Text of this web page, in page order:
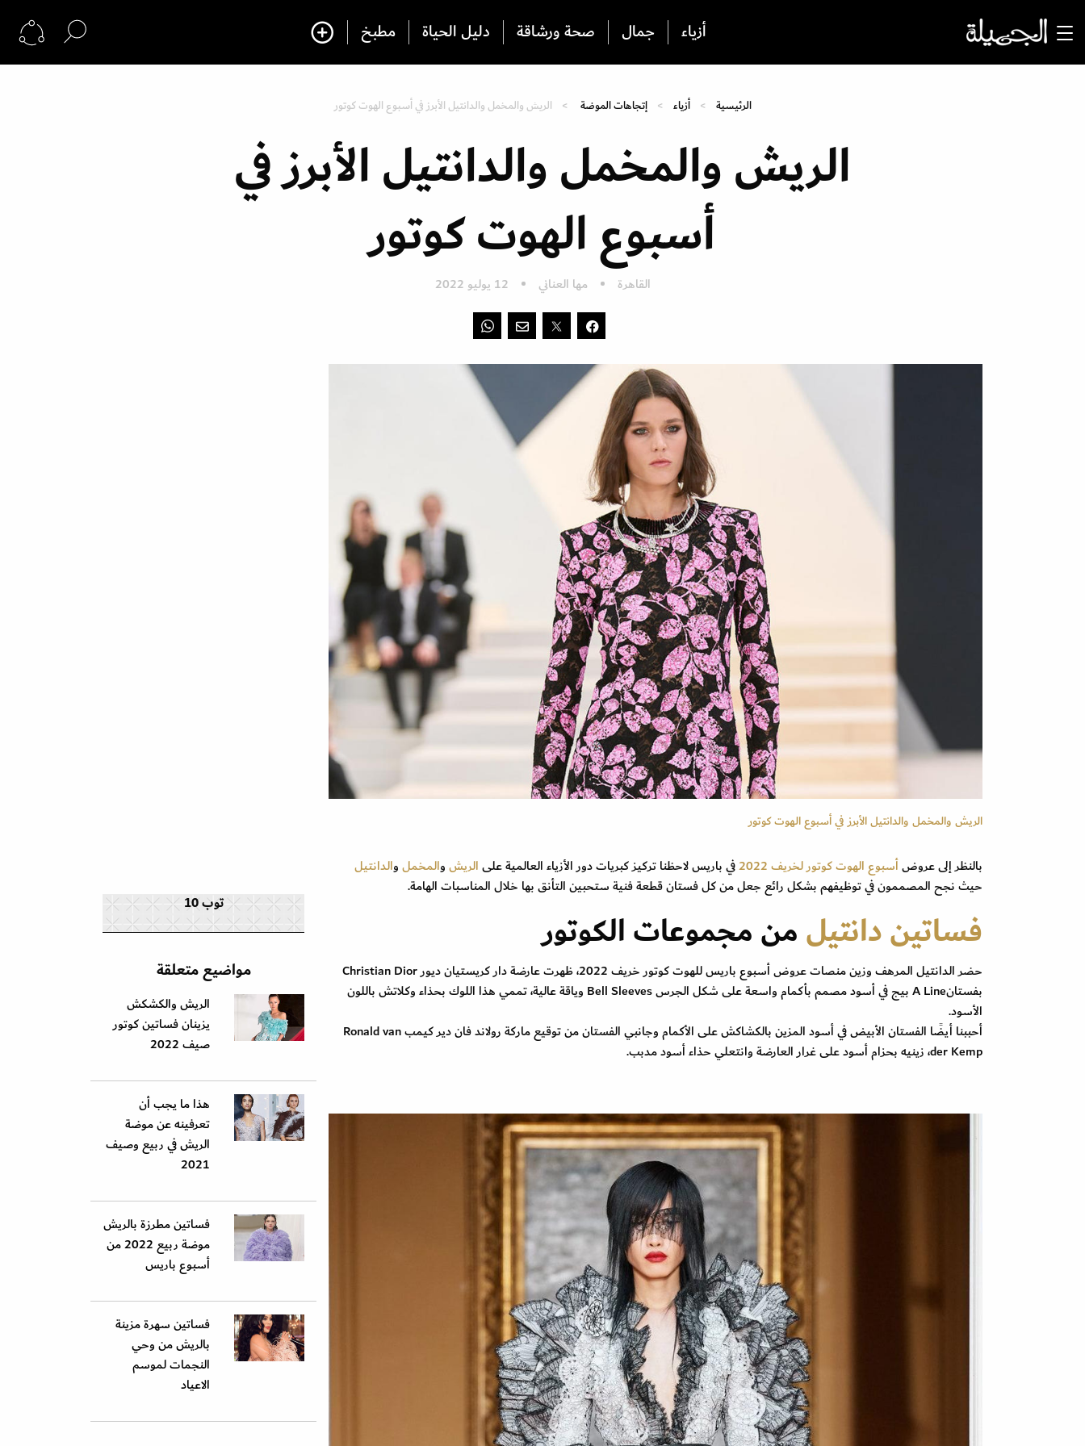
أزياء جمال صحة ورشاقة دليل الحياة مطبخ
الرئيسية أزياء إتجاهات الموضة الريش والمخمل والدانتيل الأبرز في أسبوع الهوت كوتور
الريش والمخمل والدانتيل الأبرز في
أسبوع الهوت كوتور
القاهرة مها العناني 12 يوليو 2022
الريش والمخمل والدانتيل الأبرز في أسبوع الهوت كوتور
بالنظر إلى عروضأسبوع الهوت كوتورلخريف 2022 في باريس لاحظنا تركيز كبريات دور الأزياء العالمية علىالريشوالمخملوالدانتيل
حيث نجح المصممون في توظيفهم بشكل رائع جعل من كل فستان قطعة فنية ستحبين التأنق بها خلال المناسبات الهامة.
فساتين دانتيلمن مجموعات الكوتور
حضر الدانتيل المرهف وزين منصات عروض أسبوع باريس للهوت كوتور خريف 2022، ظهرت عارضة دار كريستيان ديور Christian Dior
بفستانA Line بيج في أسود مصمم بأكمام واسعة على شكل الجرس Bell Sleeves وياقة عالية، تممي هذا اللوك بحذاء وكلاتش باللون
الأسود.
أحببنا أيضًا الفستان الأبيض في أسود المزين بالكشاكش على الأكمام وجانبي الفستان من توقيع ماركة رولاند فان دير كيمب Ronald van
der Kemp، زينيه بحزام أسود على غرار العارضة وانتعلي حذاء أسود مدبب.
توب 10
مواضيع متعلقة
الريش والكشكش
يزينان فساتين كوتور
صيف 2022
هذا ما يجب أن
تعرفينه عن موضة
الريش في ربيع وصيف
2021
فساتين مطرزة بالريش
موضة ربيع 2022 من
أسبوع باريس
فساتين سهرة مزينة
بالريش من وحي
النجمات لموسم
الاعياد